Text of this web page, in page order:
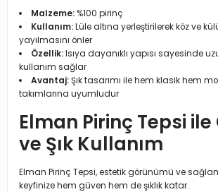
Malzeme:%100 pirinç
Kullanım:Lüle altına yerleştirilerek köz ve
yayılmasını önler
Özellik:Isıya dayanıklı yapısı sayesinde
kullanım sağlar
Avantaj:Şık tasarımı ile hem klasik hem
takımlarına uyumludur
Elman Pirinç Tepsi
ve Şık Kullanım
Elman Pirinç Tepsi, estetik görünümü ve
keyfinize hem güven hem de şıklık katar.